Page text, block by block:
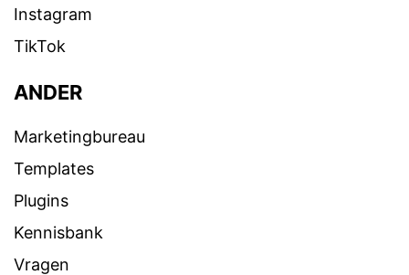
Instagram
TikTok
ANDER
Marketingbureau
Templates
Plugins
Kennisbank
Vragen